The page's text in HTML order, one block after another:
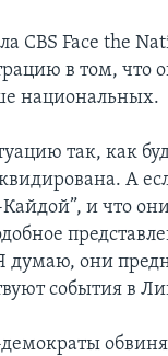
CBS Face the
в том, что
национальных.
так, как
А
и что
думаю, они
события в